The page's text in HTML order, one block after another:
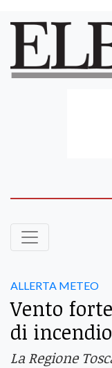
ALLERTA METEO
Vento
di
La Regione